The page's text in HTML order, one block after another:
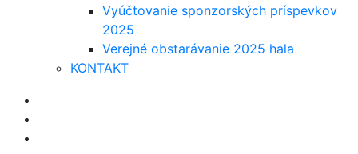
Vyúčtovanie sponzorských príspevkov
2025
Verejné obstarávanie 2025 hala
KONTAKT